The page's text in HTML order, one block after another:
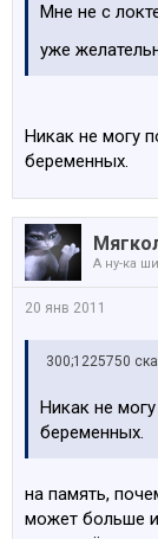
Мне не с
уже
Никак не могу
беременных.
А ну-ка
20 янв 2011
300;1225750
Никак не
беременных.
на память,
может больше и